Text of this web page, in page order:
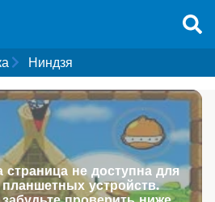
Ниндзя
не доступна для
устройств.